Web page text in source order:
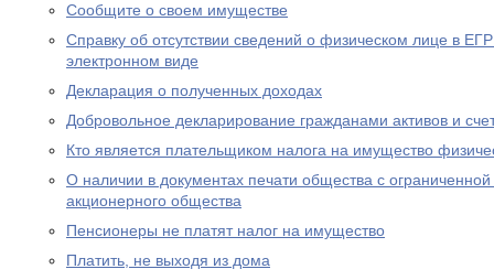
Сообщите о своем имуществе
Справку об отсутствии сведений о физическом лице в
электронном виде
Декларация о полученных доходах
Добровольное декларирование гражданами активов и
Кто является плательщиком налога на имущество
О наличии в документах печати общества с ограниченной
акционерного общества
Пенсионеры не платят налог на имущество
Платить, не выходя из дома